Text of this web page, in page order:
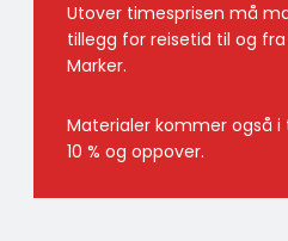
Utover timesprisen må
tillegg for reisetid til og
Marker.
Materialer kommer også
10 % og oppover.